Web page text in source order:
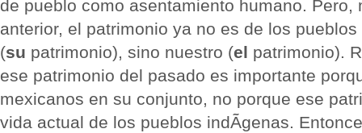
de pueblo como asentamiento humano. Pero,
anterior, el patrimonio ya no es de los
(su patrimonio), sino nuestro (el patrimonio).
ese patrimonio del pasado es importante
mexicanos en su conjunto, no porque ese
vida actual de los pueblos indÃ­genas.